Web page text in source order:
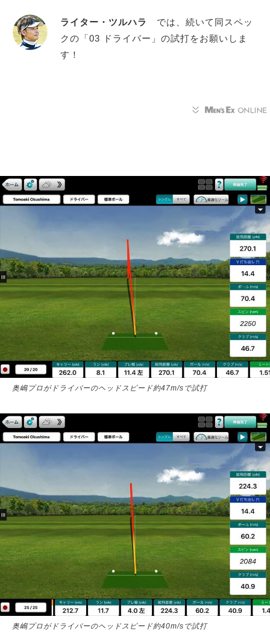
ライター・ツルハラ
では、続いて同スペッ
クの「03 ドライバー」の試打をお願いしま
す！
奥嶋プロがドライバーのヘッドスピード約47m/sで試打
奥嶋プロがドライバーのヘッドスピード約40m/sで試打